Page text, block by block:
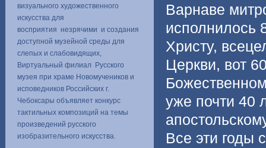
визуального художественного
искусства для
восприятия незрячими и создания
доступной музейной среды для
слепых и слабовидящих,
Виртуальный филиал Русского
музея при храме Новомучеников и
исповедников Российских г.
Чебоксары объявляет конкурс
тактильных композиций на темы
произведений русского
изобразительного искусства.
Варнаве
исполнилось
Христу,
Церкви, вот
уже почти 40
Все эти годы